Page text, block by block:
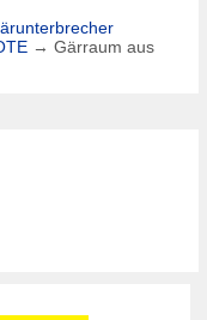
→ Gärraum aus